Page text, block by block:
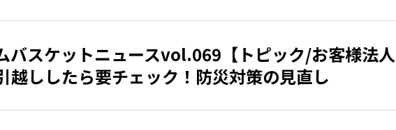
バスケットニュースvol.069【トピック/お客様法人
越ししたら要チェック！防災対策の見直し